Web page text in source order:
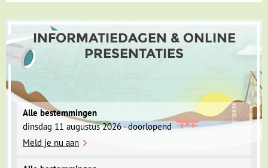
De sfeervolle hoofdstad Hanoi is gebouwd op de oevers van
de rode rivier en ademt een geheel andere sfeer dan de
drukke zakenstad Ho Chi Minh City. Je hebt hier voldoende
INFORMATIEDAGEN & ONLINE
PRESENTATIES
Alle bestemmingen
dinsdag 11 augustus 2026 - doorlopend
Meld je nu aan